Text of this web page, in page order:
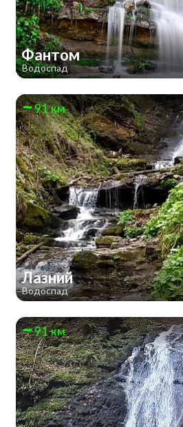
Фантом
Водоспад
91 км
Лазний
Водоспад
91 км